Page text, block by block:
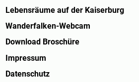
Lebensräume auf der Kaiserburg
Wanderfalken-Webcam
Download Broschüre
Impressum
Datenschutz